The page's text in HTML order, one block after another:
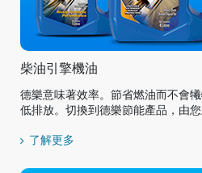
柴油引擎機油
德樂意味著效率。節省燃油而不會
低排放。切換到德樂節能產品，由您
了解更多